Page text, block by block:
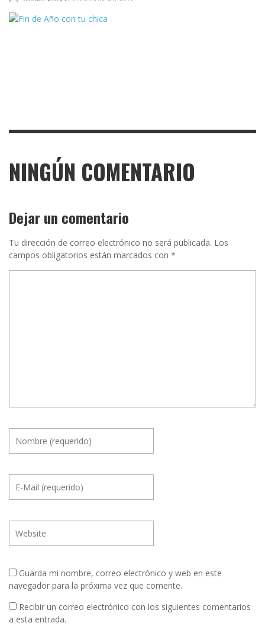
NINGÚN COMENTARIO
Dejar un comentario
Tu dirección de correo electrónico no será publicada. Los
campos obligatorios están marcados con *
Guarda mi nombre, correo electrónico y web en este
navegador para la próxima vez que comente.
Recibir un correo electrónico con los siguientes comentarios
a esta entrada.